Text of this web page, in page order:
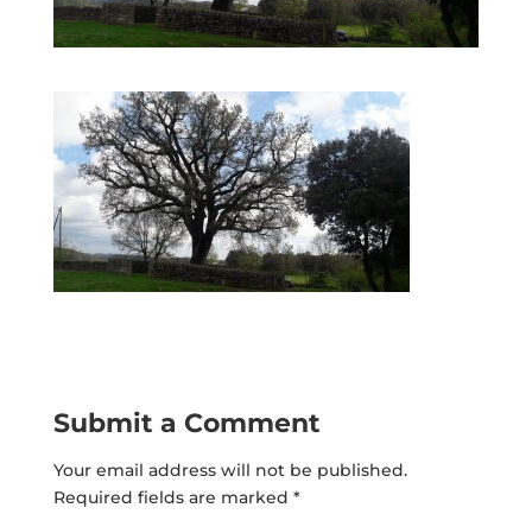
Submit a Comment
Your email address will not be published.
Required fields are marked *